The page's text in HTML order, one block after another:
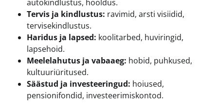
autokindlustus, hooldus.
Tervis ja kindlustus: ravimid, arsti visiidid,
tervisekindlustus.
Haridus ja lapsed: koolitarbed, huviringid,
lapsehoid.
Meelelahutus ja vabaaeg: hobid, puhkused,
kultuuriüritused.
Säästud ja investeeringud: hoiused,
pensionifondid, investeerimiskontod.